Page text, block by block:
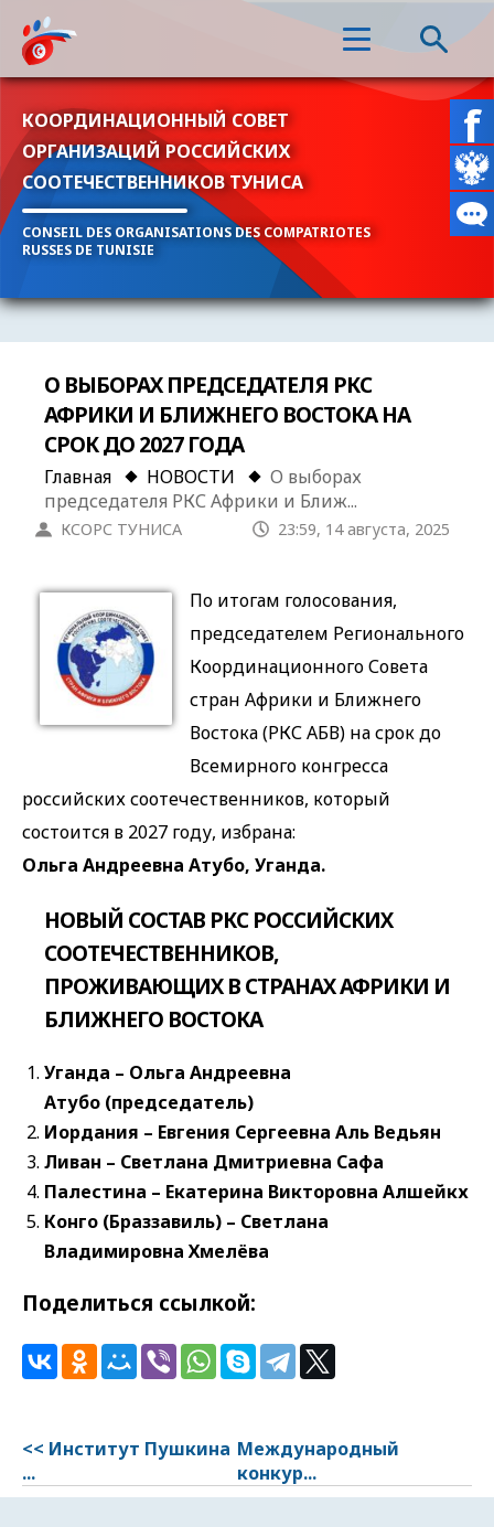
КООРДИНАЦИОННЫЙ СОВЕТ
ОРГАНИЗАЦИЙ РОССИЙСКИХ
СООТЕЧЕСТВЕННИКОВ ТУНИСА
CONSEIL DES ORGANISATIONS DES COMPATRIOTES
RUSSES DE TUNISIE
О ВЫБОРАХ ПРЕДСЕДАТЕЛЯ РКС
АФРИКИ И БЛИЖНЕГО ВОСТОКА НА
СРОК ДО 2027 ГОДА
Главная НОВОСТИ
О выборах
председателя РКС Африки и Ближ...
КСОРС ТУНИСА 23:59, 14 августа, 2025
По итогам голосования,
председателем Регионального
Координационного Совета
стран Африки и Ближнего
Востока (РКС АБВ) на срок до
Всемирного конгресса
российских соотечественников, который
состоится в 2027 году, избрана:
Ольга Андреевна Атубо, Уганда.
НОВЫЙ СОСТАВ РКС РОССИЙСКИХ
СООТЕЧЕСТВЕННИКОВ,
ПРОЖИВАЮЩИХ В СТРАНАХ АФРИКИ И
БЛИЖНЕГО ВОСТОКА
Уганда – Ольга Андреевна
Атубо (председатель)
Иордания – Евгения Сергеевна Аль Ведьян
Ливан – Светлана Дмитриевна Сафа
Палестина – Екатерина Викторовна Алшейкх
Конго (Браззавиль) – Светлана
Владимировна Хмелёва
Поделиться ссылкой:
<< Институт Пушкина
...
Международный
конкур...